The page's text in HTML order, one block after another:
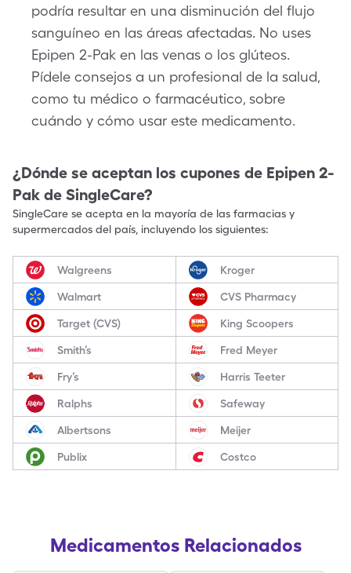
podría resultar en una disminución del flujo
sanguíneo en las áreas afectadas. No uses
Epipen 2-Pak en las venas o los glúteos.
Pídele consejos a un profesional de la salud,
como tu médico o farmacéutico, sobre
cuándo y cómo usar este medicamento.
¿Dónde se aceptan los cupones de Epipen 2-
Pak de SingleCare?
SingleCare se acepta en la mayoría de las farmacias y
supermercados del país, incluyendo los siguientes:
Walgreens Kroger
Walmart CVS Pharmacy
Target (CVS) King Scoopers
Smith’s Fred Meyer
Fry’s Harris Teeter
Ralphs Safeway
Albertsons Meijer
Publix Costco
Medicamentos Relacionados